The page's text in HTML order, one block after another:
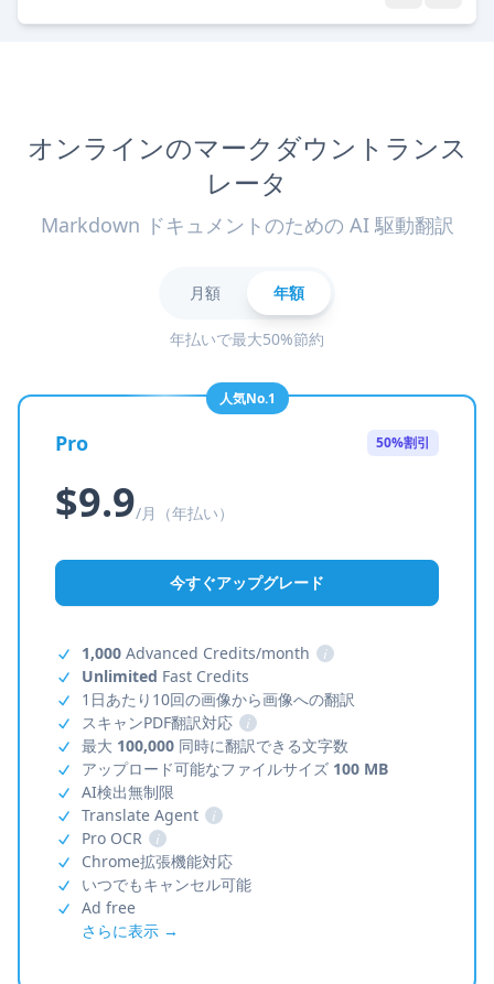
オンラインのマークダウントランス
レータ
Markdown ドキュメントのための AI 駆動翻訳
月額 年額
年払いで最大50%節約
人気No.1
Pro 50%割引
$9.9/月（年払い）
今すぐアップグレード
1,000 Advanced Credits/month
i
Unlimited Fast Credits
1日あたり10回の画像から画像への翻訳
スキャンPDF翻訳対応
i
最大 100,000 同時に翻訳できる文字数
アップロード可能なファイルサイズ 100 MB
AI検出無制限
Translate Agent
i
Pro OCR
i
Chrome拡張機能対応
いつでもキャンセル可能
Ad free
さらに表示 →